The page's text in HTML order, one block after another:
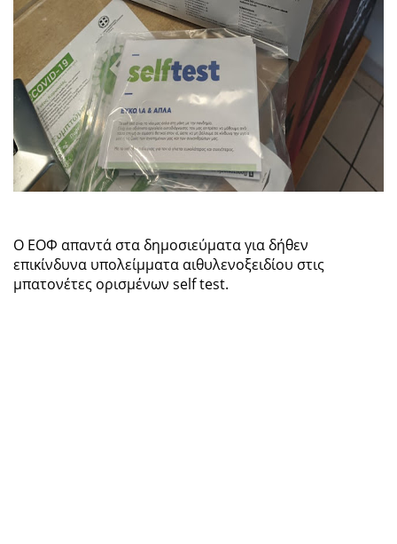
Ο ΕΟΦ απαντά στα δημοσιεύματα για δήθεν
επικίνδυνα υπολείμματα αιθυλενοξειδίου στις
μπατονέτες ορισμένων self test.